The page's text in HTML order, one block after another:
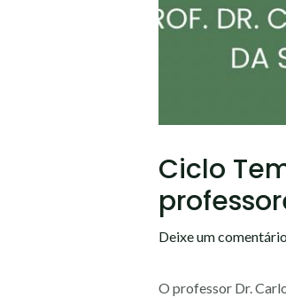
Ciclo
Deixe um comentário
O professor Dr.